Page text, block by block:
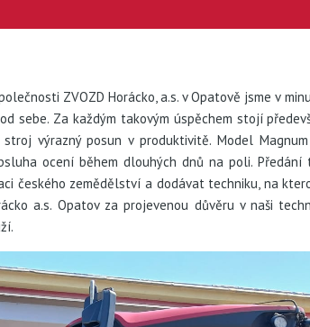
ZVOZD Horácko, a.s. v Opatově jsme v
sebe. Za každým takovým úspěchem stojí
výrazný posun v produktivitě. Model
ocení během dlouhých dnů na poli.
českého zemědělství a dodávat techniku, na
a.s. Opatov za projevenou důvěru v naši